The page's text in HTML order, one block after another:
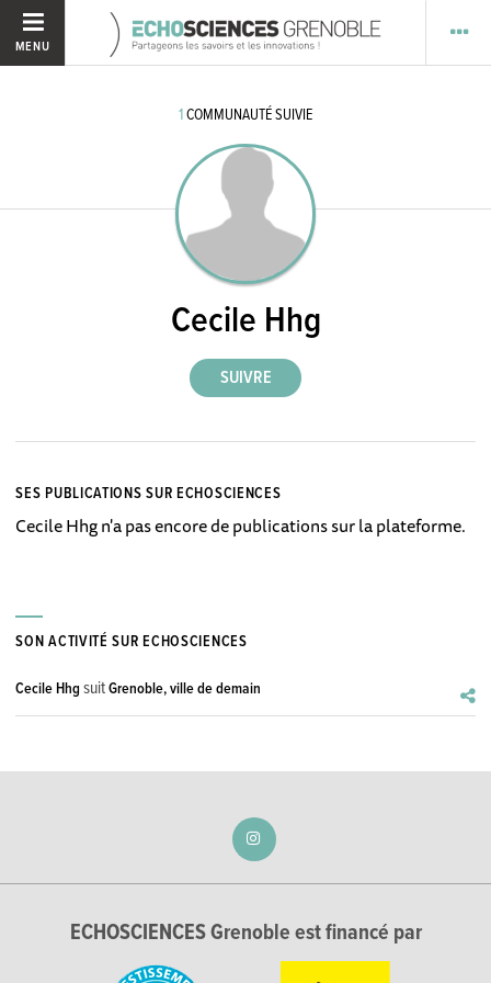
MENU
1COMMUNAUTÉ SUIVIE
Cecile Hhg
SES PUBLICATIONS SUR ECHOSCIENCES
Cecile Hhg n'a pas encore de publications sur la plateforme.
SON ACTIVITÉ SUR ECHOSCIENCES
Cecile Hhg suitGrenoble, ville de demain
ECHOSCIENCES Grenoble est financé par